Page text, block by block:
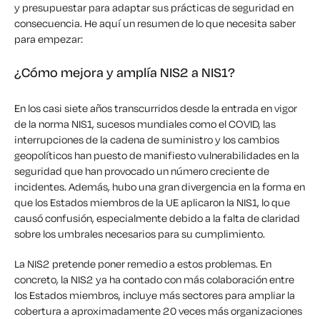
y presupuestar para adaptar sus prácticas de seguridad en
consecuencia. He aquí un resumen de lo que necesita saber
para empezar:
¿Cómo mejora y amplía NIS2 a NIS1?
En los casi siete años transcurridos desde la entrada en vigor
de la norma NIS1, sucesos mundiales como el COVID, las
interrupciones de la cadena de suministro y los cambios
geopolíticos han puesto de manifiesto vulnerabilidades en la
seguridad que han provocado un número creciente de
incidentes. Además, hubo una gran divergencia en la forma en
que los Estados miembros de la UE aplicaron la NIS1, lo que
causó confusión, especialmente debido a la falta de claridad
sobre los umbrales necesarios para su cumplimiento.
La NIS2 pretende poner remedio a estos problemas. En
concreto, la NIS2 ya ha contado con más colaboración entre
los Estados miembros, incluye más sectores para ampliar la
cobertura a aproximadamente 20 veces más organizaciones